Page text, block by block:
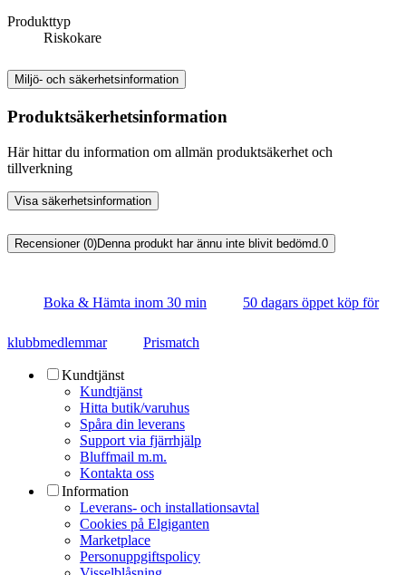
Produkttyp
Riskokare
Miljö- och säkerhetsinformation
Produktsäkerhetsinformation
Här hittar du information om allmän produktsäkerhet och
tillverkning
Visa säkerhetsinformation
Recensioner (0)Denna produkt har ännu inte blivit bedömd. 0
Boka & Hämta inom 30 min 50 dagars öppet köp för
klubbmedlemmar Prismatch
Kundtjänst
Kundtjänst
Hitta butik/varuhus
Spåra din leverans
Support via fjärrhjälp
Bluffmail m.m.
Kontakta oss
Information
Leverans- och installationsavtal
Cookies på Elgiganten
Marketplace
Personuppgiftspolicy